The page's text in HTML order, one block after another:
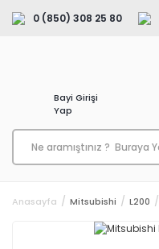
0 (850) 308 25 80
Bayi Girişi
Yap
Anasayfa Mitsubishi L200